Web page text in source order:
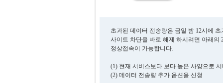
초과된 데이터 전송량은 금일 밤 12시에
사이트 차단을 바로 해제 하시려면 아래의
정상접속이 가능합니다.
(1) 현재 서비스보다 보다 높은 사양으로
(2) 데이터 전송량 추가 옵션을 신청